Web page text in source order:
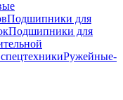
Подшипники для
Подшипники для
Ружейные-